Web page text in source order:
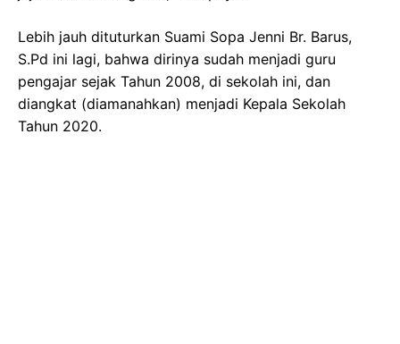
Lebih jauh dituturkan Suami Sopa Jenni Br. Barus,
S.Pd ini lagi, bahwa dirinya sudah menjadi guru
pengajar sejak Tahun 2008, di sekolah ini, dan
diangkat (diamanahkan) menjadi Kepala Sekolah
Tahun 2020.